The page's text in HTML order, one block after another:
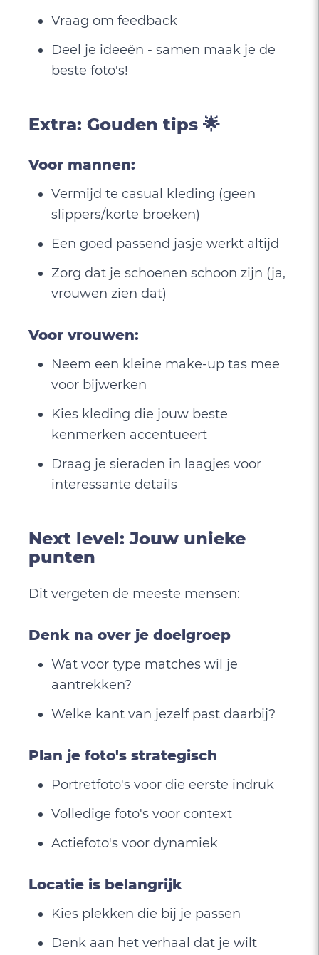
Vraag om feedback
Deel je ideeën - samen maak je de
beste foto's!
Extra: Gouden tips 🌟
Voor mannen:
Vermijd te casual kleding (geen
slippers/korte broeken)
Een goed passend jasje werkt altijd
Zorg dat je schoenen schoon zijn (ja,
vrouwen zien dat)
Voor vrouwen:
Neem een kleine make-up tas mee
voor bijwerken
Kies kleding die jouw beste
kenmerken accentueert
Draag je sieraden in laagjes voor
interessante details
Next level: Jouw unieke
punten
Dit vergeten de meeste mensen:
Denk na over je doelgroep
Wat voor type matches wil je
aantrekken?
Welke kant van jezelf past daarbij?
Plan je foto's strategisch
Portretfoto's voor die eerste indruk
Volledige foto's voor context
Actiefoto's voor dynamiek
Locatie is belangrijk
Kies plekken die bij je passen
Denk aan het verhaal dat je wilt